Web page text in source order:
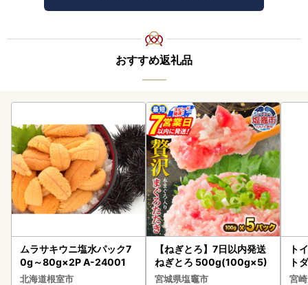
おすすめ返礼品
ムラサキウニ塩水パック7
0g～80g×2P A-24001
北海道根室市
【ねぎとろ】7日以内発送
ねぎとろ 500g(100g×5)
宮城県塩竈市
ト
ト
速
宮